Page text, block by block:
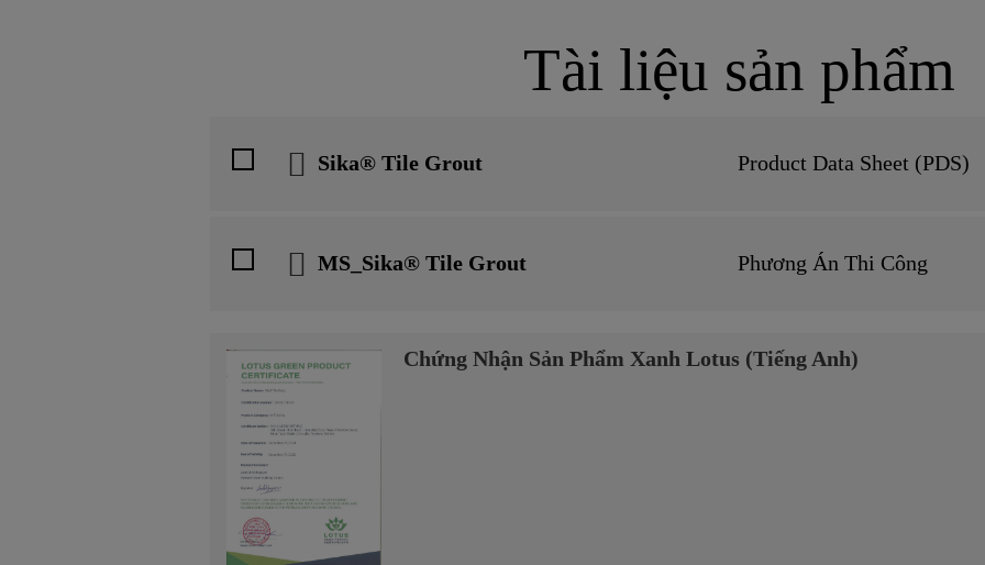
Tài liệu sản phẩm
Sika® Tile Grout Product Data Sheet (PDS)
MS_Sika® Tile Grout Phương Án Thi Công
Chứng Nhận Sản Phẩm Xanh Lotus (Tiếng Anh)